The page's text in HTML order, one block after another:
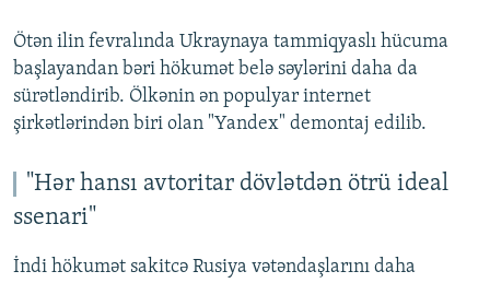
Ötən ilin fevralında Ukraynaya tammiqyaslı hücuma
başlayandan bəri hökumət belə səylərini daha da
sürətləndirib. Ölkənin ən populyar internet
şirkətlərindən biri olan "Yandex" demontaj edilib.
"Hər hansı avtoritar dövlətdən ötrü ideal
ssenari"
İndi hökumət sakitcə Rusiya vətəndaşlarını daha